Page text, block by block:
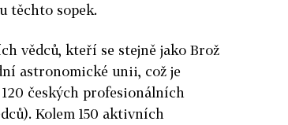
těchto sopek.
vědců, kteří se stejně jako Brož
astronomické unii, což je
českých profesionálních
Kolem 150 aktivních